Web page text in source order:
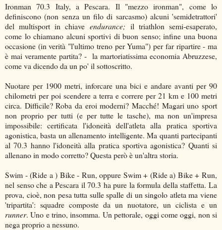
Ironman 70.3 Italy, a Pescara. Il "mezzo ironman", come lo
definiscono (non senza un filo di sarcasmo) alcuni 'semidetrattori'
del multisport in chiave endurance; il triathlon semi-esaperato,
come lo chiamano alcuni sportivi di buon senso; infine una buona
occasione (in verità "l'ultimo treno per Yuma") per far ripartire - ma
è mai veramente partita? - la martoriatissima economia Abruzzese,
come va dicendo da un po' il sottoscritto.
Nuotare per 1900 metri, inforcare una bici e andare avanti per 90
chilometri per poi scendere a terra e correre per 21 km e 100 metri
circa. Difficile? Roba da eroi moderni? Macché! Magari uno sport
non proprio per tutti (e per tutte le tasche), ma non un'impresa
impossibile: certificata l'idoneità dell'atleta alla pratica sportiva
agonistica, basta un allenamento intelligente. Ma quanti partecipanti
al 70.3 hanno l'idoneità alla pratica sportiva agonistica? Quanti si
allenano in modo corretto? Questa però è un'altra storia.
Swim - (Ride a ) Bike - Run, oppure Swim + (Ride a) Bike + Run,
nel senso che a Pescara il 70.3 ha pure la formula della staffetta. La
prova, cioè, non pesa tutta sulle spalle di un singolo atleta ma viene
'tripartita': squadre composte da un nuotatore, un ciclista e un
runner. Uno e trino, insomma. Un pettorale, oggi come oggi, non si
nega proprio a nessuno.